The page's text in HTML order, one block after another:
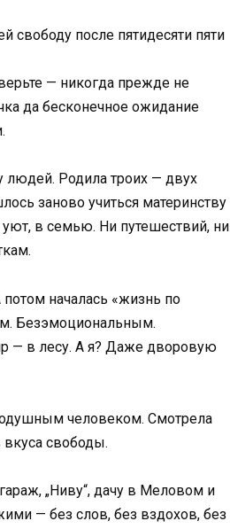
после пятидесяти пяти
— никогда прежде не
да бесконечное ожидание
людей. Родила троих — двух
заново учиться материнству
в семью. Ни путешествий, ни
началась «жизнь по
Безэмоциональным.
— в лесу. А я? Даже дворовую
человеком. Смотрела
вкуса свободы.
„Ниву“, дачу в Меловом и
— без слов, без вздохов, без